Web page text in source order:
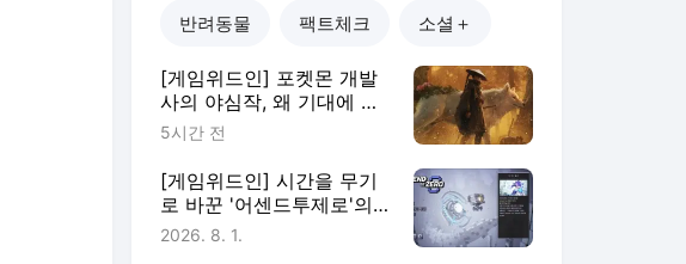
반려동물 팩트체크 소셜＋
[게임위드인] 포켓몬 개발
사의 야심작, 왜 기대에 못
미쳤나
5시간 전
[게임위드인] 시간을 무기
로 바꾼 '어센드투제로'의
실험
2026. 8. 1.